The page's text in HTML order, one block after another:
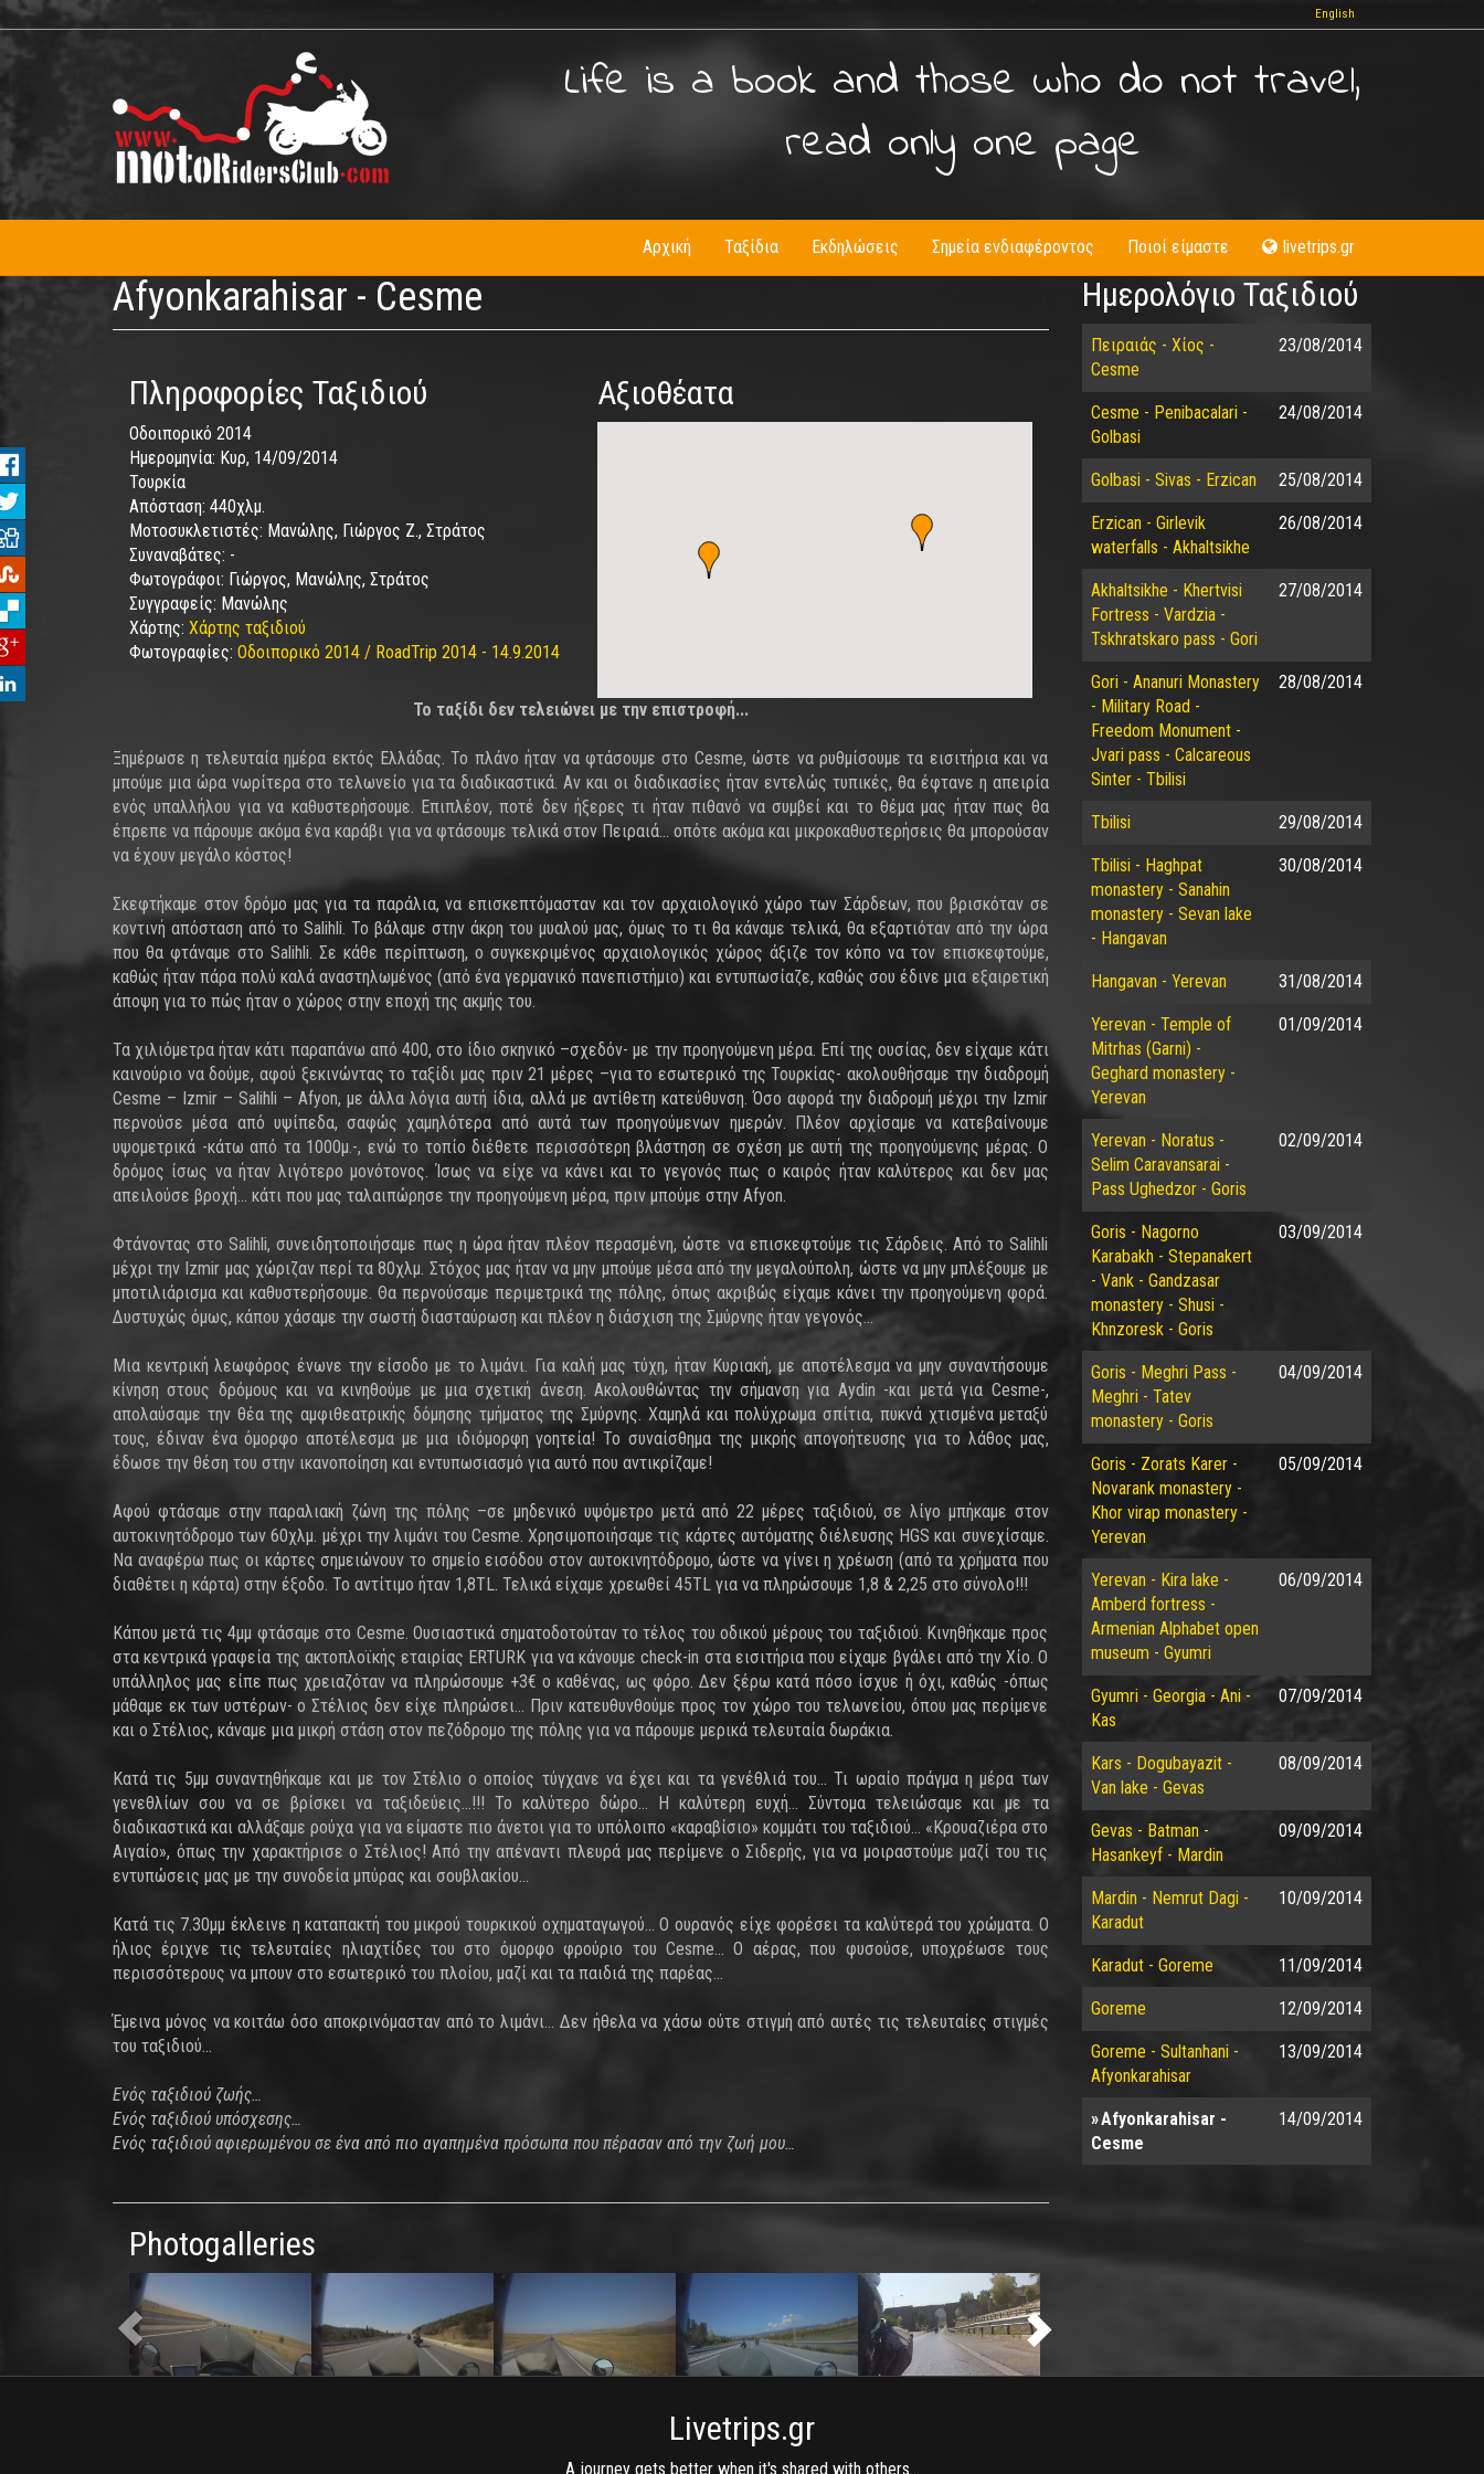
Παράκαμψη
προς
το
περιεχόμενο
English
Life is a book and those who do not travel,
read only one page
Αρχική Ταξίδια Εκδηλώσεις Σημεία ενδιαφέροντος Ποιοί είμαστε livetrips.gr
Afyonkarahisar - Cesme
Πληροφορίες Ταξιδιού
Οδοιπορικό 2014
Ημερομηνία: Κυρ, 14/09/2014
Τουρκία
Απόσταση: 440χλμ.
Μοτοσυκλετιστές: Μανώλης, Γιώργος Ζ., Στράτος
Συναναβάτες: -
Φωτογράφοι: Γιώργος, Μανώλης, Στράτος
Συγγραφείς: Μανώλης
Χάρτης: Χάρτης ταξιδιού
Φωτογραφίες: Οδοιπορικό 2014 / RoadTrip 2014 - 14.9.2014
Αξιοθέατα
Το ταξίδι δεν τελειώνει με την επιστροφή...
Ξημέρωσε η τελευταία ημέρα εκτός Ελλάδας. Το πλάνο ήταν να φτάσουμε στο Cesme, ώστε να ρυθμίσουμε τα εισιτήρια και να
μπούμε μια ώρα νωρίτερα στο τελωνείο για τα διαδικαστικά. Αν και οι διαδικασίες ήταν εντελώς τυπικές, θα έφτανε η απειρία
ενός υπαλλήλου για να καθυστερήσουμε. Επιπλέον, ποτέ δεν ήξερες τι ήταν πιθανό να συμβεί και το θέμα μας ήταν πως θα
έπρεπε να πάρουμε ακόμα ένα καράβι για να φτάσουμε τελικά στον Πειραιά... οπότε ακόμα και μικροκαθυστερήσεις θα μπορούσαν
να έχουν μεγάλο κόστος!
Σκεφτήκαμε στον δρόμο μας για τα παράλια, να επισκεπτόμασταν και τον αρχαιολογικό χώρο των Σάρδεων, που βρισκόταν σε
κοντινή απόσταση από το Salihli. Το βάλαμε στην άκρη του μυαλού μας, όμως το τι θα κάναμε τελικά, θα εξαρτιόταν από την ώρα
που θα φτάναμε στο Salihli. Σε κάθε περίπτωση, ο συγκεκριμένος αρχαιολογικός χώρος άξιζε τον κόπο να τον επισκεφτούμε,
καθώς ήταν πάρα πολύ καλά αναστηλωμένος (από ένα γερμανικό πανεπιστήμιο) και εντυπωσίαζε, καθώς σου έδινε μια εξαιρετική
άποψη για το πώς ήταν ο χώρος στην εποχή της ακμής του.
Τα χιλιόμετρα ήταν κάτι παραπάνω από 400, στο ίδιο σκηνικό –σχεδόν- με την προηγούμενη μέρα. Επί της ουσίας, δεν είχαμε κάτι
καινούριο να δούμε, αφού ξεκινώντας το ταξίδι μας πριν 21 μέρες –για το εσωτερικό της Τουρκίας- ακολουθήσαμε την διαδρομή
Cesme – Izmir – Salihli – Afyon, με άλλα λόγια αυτή ίδια, αλλά με αντίθετη κατεύθυνση. Όσο αφορά την διαδρομή μέχρι την Izmir
περνούσε μέσα από υψίπεδα, σαφώς χαμηλότερα από αυτά των προηγούμενων ημερών. Πλέον αρχίσαμε να κατεβαίνουμε
υψομετρικά -κάτω από τα 1000μ.-, ενώ το τοπίο διέθετε περισσότερη βλάστηση σε σχέση με αυτή της προηγούμενης μέρας. Ο
δρόμος ίσως να ήταν λιγότερο μονότονος. Ίσως να είχε να κάνει και το γεγονός πως ο καιρός ήταν καλύτερος και δεν μας
απειλούσε βροχή… κάτι που μας ταλαιπώρησε την προηγούμενη μέρα, πριν μπούμε στην Afyon.
Φτάνοντας στο Salihli, συνειδητοποιήσαμε πως η ώρα ήταν πλέον περασμένη, ώστε να επισκεφτούμε τις Σάρδεις. Από το Salihli
μέχρι την Izmir μας χώριζαν περί τα 80χλμ. Στόχος μας ήταν να μην μπούμε μέσα από την μεγαλούπολη, ώστε να μην μπλέξουμε με
μποτιλιάρισμα και καθυστερήσουμε. Θα περνούσαμε περιμετρικά της πόλης, όπως ακριβώς είχαμε κάνει την προηγούμενη φορά.
Δυστυχώς όμως, κάπου χάσαμε την σωστή διασταύρωση και πλέον η διάσχιση της Σμύρνης ήταν γεγονός…
Μια κεντρική λεωφόρος ένωνε την είσοδο με το λιμάνι. Για καλή μας τύχη, ήταν Κυριακή, με αποτέλεσμα να μην συναντήσουμε
κίνηση στους δρόμους και να κινηθούμε με μια σχετική άνεση. Ακολουθώντας την σήμανση για Aydin -και μετά για Cesme-,
απολαύσαμε την θέα της αμφιθεατρικής δόμησης τμήματος της Σμύρνης. Χαμηλά και πολύχρωμα σπίτια, πυκνά χτισμένα μεταξύ
τους, έδιναν ένα όμορφο αποτέλεσμα με μια ιδιόμορφη γοητεία! Το συναίσθημα της μικρής απογοήτευσης για το λάθος μας,
έδωσε την θέση του στην ικανοποίηση και εντυπωσιασμό για αυτό που αντικρίζαμε!
Αφού φτάσαμε στην παραλιακή ζώνη της πόλης –σε μηδενικό υψόμετρο μετά από 22 μέρες ταξιδιού, σε λίγο μπήκαμε στον
αυτοκινητόδρομο των 60χλμ. μέχρι την λιμάνι του Cesme. Χρησιμοποιήσαμε τις κάρτες αυτόματης διέλευσης HGS και συνεχίσαμε.
Να αναφέρω πως οι κάρτες σημειώνουν το σημείο εισόδου στον αυτοκινητόδρομο, ώστε να γίνει η χρέωση (από τα χρήματα που
διαθέτει η κάρτα) στην έξοδο. Το αντίτιμο ήταν 1,8TL. Τελικά είχαμε χρεωθεί 45TL για να πληρώσουμε 1,8 & 2,25 στο σύνολο!!!
Κάπου μετά τις 4μμ φτάσαμε στο Cesme. Ουσιαστικά σηματοδοτούταν το τέλος του οδικού μέρους του ταξιδιού. Κινηθήκαμε προς
στα κεντρικά γραφεία της ακτοπλοϊκής εταιρίας ERTURK για να κάνουμε check-in στα εισιτήρια που είχαμε βγάλει από την Χίο. Ο
υπάλληλος μας είπε πως χρειαζόταν να πληρώσουμε +3€ ο καθένας, ως φόρο. Δεν ξέρω κατά πόσο ίσχυε ή όχι, καθώς -όπως
μάθαμε εκ των υστέρων- ο Στέλιος δεν είχε πληρώσει… Πριν κατευθυνθούμε προς τον χώρο του τελωνείου, όπου μας περίμενε
και ο Στέλιος, κάναμε μια μικρή στάση στον πεζόδρομο της πόλης για να πάρουμε μερικά τελευταία δωράκια.
Κατά τις 5μμ συναντηθήκαμε και με τον Στέλιο ο οποίος τύγχανε να έχει και τα γενέθλιά του… Τι ωραίο πράγμα η μέρα των
γενεθλίων σου να σε βρίσκει να ταξιδεύεις…!!! Το καλύτερο δώρο… Η καλύτερη ευχή… Σύντομα τελειώσαμε και με τα
διαδικαστικά και αλλάξαμε ρούχα για να είμαστε πιο άνετοι για το υπόλοιπο «καραβίσιο» κομμάτι του ταξιδιού… «Κρουαζιέρα στο
Αιγαίο», όπως την χαρακτήρισε ο Στέλιος! Από την απέναντι πλευρά μας περίμενε ο Σιδερής, για να μοιραστούμε μαζί του τις
εντυπώσεις μας με την συνοδεία μπύρας και σουβλακίου…
Κατά τις 7.30μμ έκλεινε η καταπακτή του μικρού τουρκικού οχηματαγωγού… Ο ουρανός είχε φορέσει τα καλύτερά του χρώματα. Ο
ήλιος έριχνε τις τελευταίες ηλιαχτίδες του στο όμορφο φρούριο του Cesme… Ο αέρας, που φυσούσε, υποχρέωσε τους
περισσότερους να μπουν στο εσωτερικό του πλοίου, μαζί και τα παιδιά της παρέας…
Έμεινα μόνος να κοιτάω όσο αποκρινόμασταν από το λιμάνι… Δεν ήθελα να χάσω ούτε στιγμή από αυτές τις τελευταίες στιγμές
του ταξιδιού…
Ενός ταξιδιού ζωής…
Ενός ταξιδιού υπόσχεσης…
Ενός ταξιδιού αφιερωμένου σε ένα από πιο αγαπημένα πρόσωπα που πέρασαν από την ζωή μου…
Ημερολόγιο Ταξιδιού
Πειραιάς - Χίος -
Cesme
23/08/2014
Cesme - Penibacalari -
Golbasi
24/08/2014
Golbasi - Sivas - Erzican 25/08/2014
Erzican - Girlevik
waterfalls - Akhaltsikhe
26/08/2014
Akhaltsikhe - Khertvisi
Fortress - Vardzia -
Tskhratskaro pass - Gori
27/08/2014
Gori - Ananuri Monastery
- Military Road -
Freedom Monument -
Jvari pass - Calcareous
Sinter - Tbilisi
28/08/2014
Tbilisi 29/08/2014
Tbilisi - Haghpat
monastery - Sanahin
monastery - Sevan lake
- Hangavan
30/08/2014
Hangavan - Yerevan 31/08/2014
Yerevan - Temple of
Mitrhas (Garni) -
Geghard monastery -
Yerevan
01/09/2014
Yerevan - Noratus -
Selim Caravansarai -
Pass Ughedzor - Goris
02/09/2014
Goris - Nagorno
Karabakh - Stepanakert
- Vank - Gandzasar
monastery - Shusi -
Khnzoresk - Goris
03/09/2014
Goris - Meghri Pass -
Meghri - Tatev
monastery - Goris
04/09/2014
Goris - Zorats Karer -
Novarank monastery -
Khor virap monastery -
Yerevan
05/09/2014
Yerevan - Kira lake -
Amberd fortress -
Armenian Alphabet open
museum - Gyumri
06/09/2014
Gyumri - Georgia - Ani -
Kas
07/09/2014
Kars - Dogubayazit -
Van lake - Gevas
08/09/2014
Gevas - Batman -
Hasankeyf - Mardin
09/09/2014
Mardin - Nemrut Dagi -
Karadut
10/09/2014
Karadut - Goreme 11/09/2014
Goreme 12/09/2014
Goreme - Sultanhani -
Afyonkarahisar
13/09/2014
Afyonkarahisar -
Cesme
14/09/2014
Photogalleries
Livetrips.gr
A journey gets better when it's shared with others...